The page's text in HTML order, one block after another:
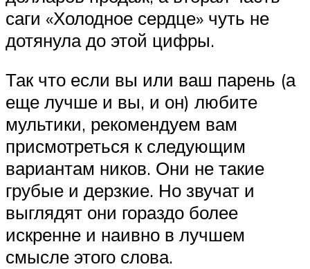
саги «Холодное сердце» чуть не
дотянула до этой цифры.
Так что если вы или ваш парень (а
еще лучше и вы, и он) любите
мультики, рекомендуем вам
присмотреться к следующим
вариантам ников. Они не такие
грубые и дерзкие. Но звучат и
выглядят они гораздо более
искренне и наивно в лучшем
смысле этого слова.